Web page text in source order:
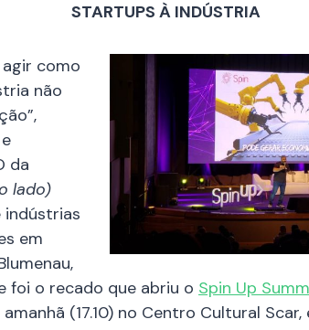
STARTUPS À INDÚSTRIA
como
não
da
lado)
indústrias
em
foi o recado que abriu o Spin Up
(17.10) no Centro Cultural